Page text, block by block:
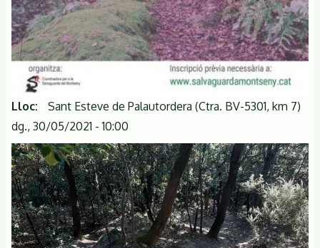
Lloc
Sant Esteve de Palautordera (Ctra. BV-5301, km 7)
dg., 30/05/2021 - 10:00